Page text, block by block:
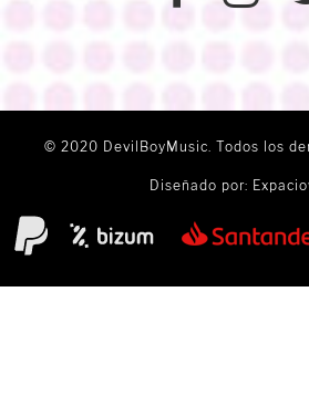
© 2020 DevilBoyMusic. Todos los
Diseñado por: